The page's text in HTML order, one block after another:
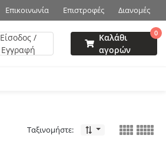
Επικοινωνία Επιστροφές Διανομές
Είσοδος /
Εγγραφή
Καλάθι
αγορών
0
Ταξινομήστε: